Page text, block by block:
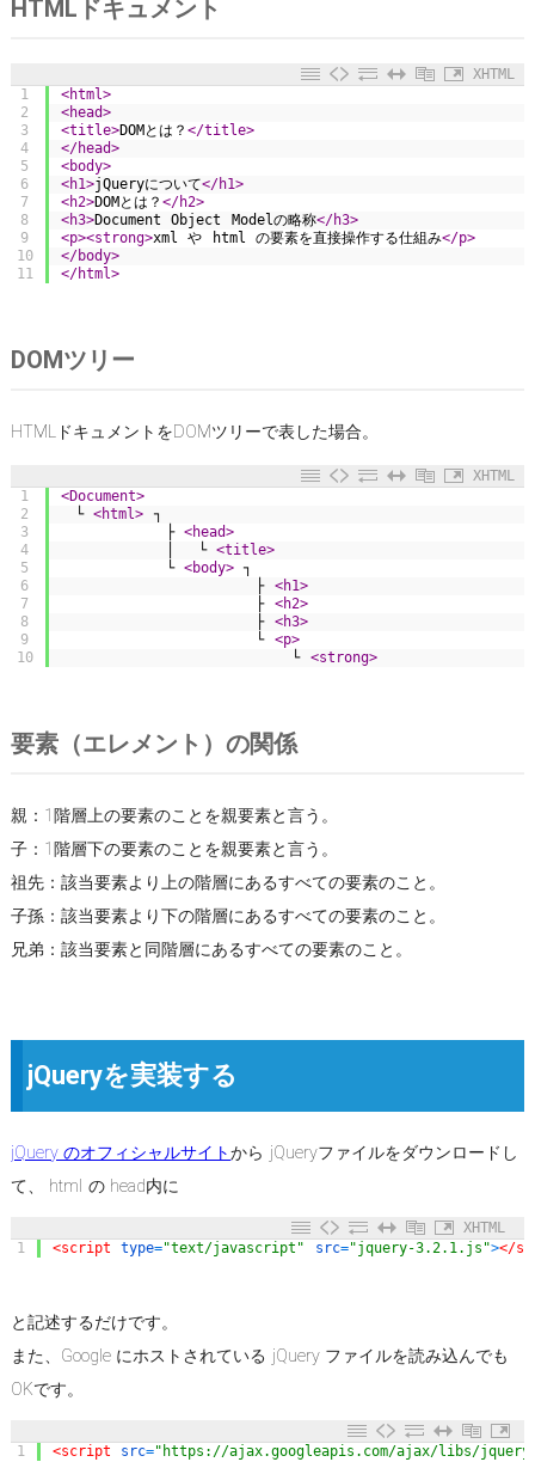
HTMLドキュメント
XHTML
1
2
3
4
5
6
7
8
9
10
11
<html>
<head>
<title>DOMとは？ </title>
</head>
<body>
<h1>jQueryについて</h1>
<h2>DOMとは？ </h2>
<h3>Document Object Modelの略称</h3>
<p><strong>xml や html の要素を直接操作する仕組み</p>
</body>
</html>
DOMツリー
HTMLドキュメントをDOMツリーで表した場合。
XHTML
1
2
3
4
5
6
7
8
9
10
<Document>
└ <html> ┐
├ <head>
│ 　└ <title>
└ <body> ┐
├ <h1>
├ <h2>
├ <h3>
└ <p>
└ <strong>
要素（エレメント）の関係
親：1階層上の要素のことを親要素と言う。
子：1階層下の要素のことを親要素と言う。
祖先：該当要素より上の階層にあるすべての要素のこと。
子孫：該当要素より下の階層にあるすべての要素のこと。
兄弟：該当要素と同階層にあるすべての要素のこと。
jQueryを実装する
jQuery のオフィシャルサイトから jQueryファイルをダウンロードし
て、 html の head内に
XHTML
1
<script type="text/javascript" src="jquery-3.2.1.js"></
と記述するだけです。
また、Google にホストされている jQuery ファイルを読み込んでも
OKです。
1 <script src="https://ajax.googleapis.com/ajax/libs/